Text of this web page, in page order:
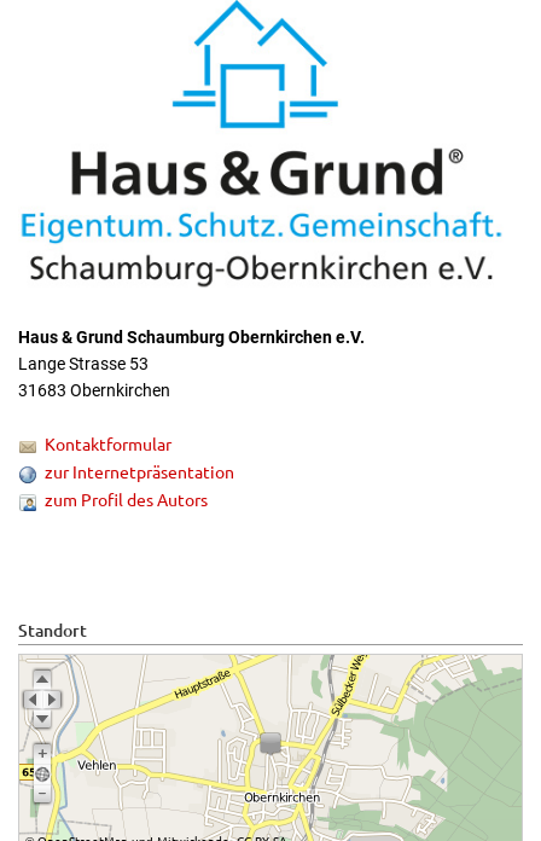
Haus & Grund Schaumburg Obernkirchen e.V.
Lange Strasse 53
31683 Obernkirchen
Kontaktformular
zur Internetpräsentation
zum Profil des Autors
Standort